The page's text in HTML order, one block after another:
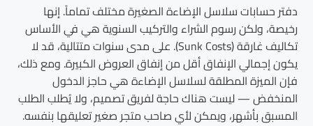
دفتر حسابات سلاسل الإضاءة الصغيرة مختلف تماماً. إنها
رخيصة، ولكن رسوم الشراء والتركيب السنوية هي في الأساس
تكاليف غارقة (Sunk Costs). على مدى سنوات متتالية، قد لا
يكون إجمالي الإنفاق أقل من إنفاق العروض الكبيرة. ومع ذلك،
فإن الميزة المطلقة لسلاسل الإضاءة هي حاجز الدخول
المنخفض — ليست هناك حاجة لفريق تصميم، ولا يُطلب الطلب
المسبق بأشهر، ويمكن لأي صاحب متجر صغير تعليقها بنفسه.